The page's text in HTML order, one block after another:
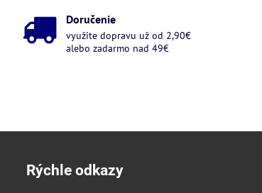
Doručenie
využite dopravu už od 2,90€
alebo zadarmo nad 49€
Rýchle odkazy